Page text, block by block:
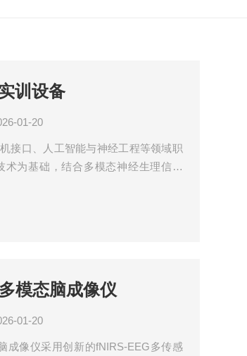
训设备
01-20
接口、人工智能与神经工程等领域职
为基础，结合多模态神经生理信号
开发能力，系统配套专业化教程，实
模态脑成像仪
01-20
成像仪采用创新的fNIRS-EEG多传感